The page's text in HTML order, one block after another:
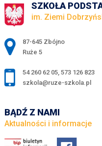
SZKOŁA
im. Ziemi
Adres pocztowy:
87-645 Zbójno
Ruże 5
54 260 62 05, 573 126 823
szkola@ruze-szkola.pl
BĄDŹ Z NAMI
Aktualności i informacje